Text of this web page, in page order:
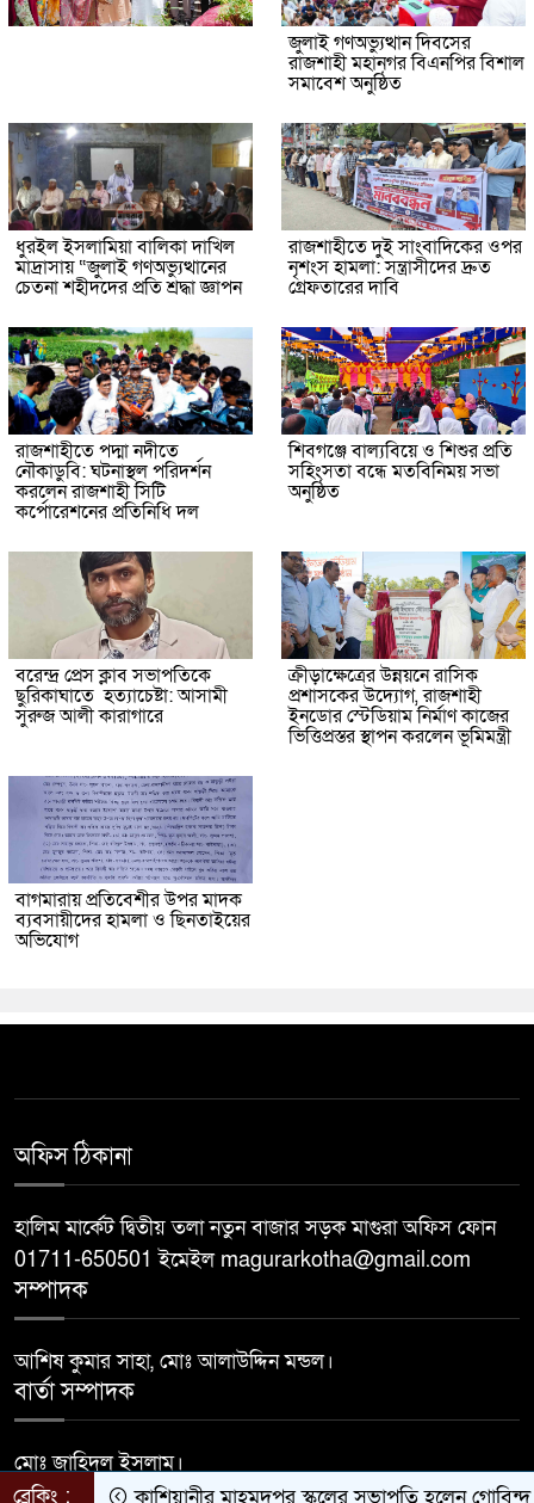
জুলাই গণঅভ্যুত্থান দিবসের
রাজশাহী মহানগর বিএনপির বিশাল
সমাবেশ অনুষ্ঠিত
ধুরইল ইসলামিয়া বালিকা দাখিল
মাদ্রাসায় “জুলাই গণঅভ্যুত্থানের
চেতনা শহীদদের প্রতি শ্রদ্ধা জ্ঞাপন
রাজশাহীতে দুই সাংবাদিকের ওপর
নৃশংস হামলা: সন্ত্রাসীদের দ্রুত
গ্রেফতারের দাবি
রাজশাহীতে পদ্মা নদীতে
নৌকাডুবি: ঘটনাস্থল পরিদর্শন
করলেন রাজশাহী সিটি
কর্পোরেশনের প্রতিনিধি দল
শিবগঞ্জে বাল্যবিয়ে ও শিশুর প্রতি
সহিংসতা বন্ধে মতবিনিময় সভা
অনুষ্ঠিত
বরেন্দ্র প্রেস ক্লাব সভাপতিকে
ছুরিকাঘাতে হত্যাচেষ্টা: আসামী
সুরুজ আলী কারাগারে
ক্রীড়াক্ষেত্রের উন্নয়নে রাসিক
প্রশাসকের উদ্যোগ, রাজশাহী
ইনডোর স্টেডিয়াম নির্মাণ কাজের
ভিত্তিপ্রস্তর স্থাপন করলেন ভূমিমন্ত্রী
বাগমারায় প্রতিবেশীর উপর মাদক
ব্যবসায়ীদের হামলা ও ছিনতাইয়ের
অভিযোগ
অফিস ঠিকানা
হালিম মার্কেট দ্বিতীয় তলা নতুন বাজার সড়ক মাগুরা অফিস ফোন
01711-650501 ইমেইল magurarkotha@gmail.com
সম্পাদক
আশিষ কুমার সাহা, মোঃ আলাউদ্দিন মন্ডল।
বার্তা সম্পাদক
মোঃ জাহিদুল ইসলাম।
Developed byBDiT
ব্রেকিং :